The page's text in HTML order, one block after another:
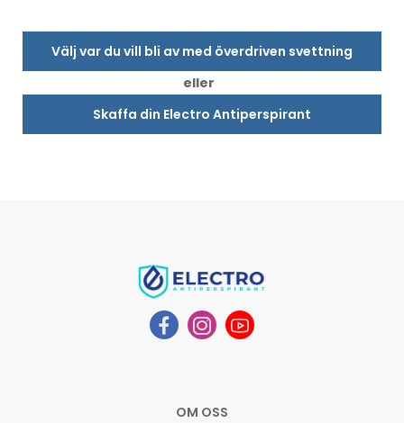
Välj var du vill bli av med överdriven svettning
eller
Skaffa din Electro Antiperspirant
OM OSS